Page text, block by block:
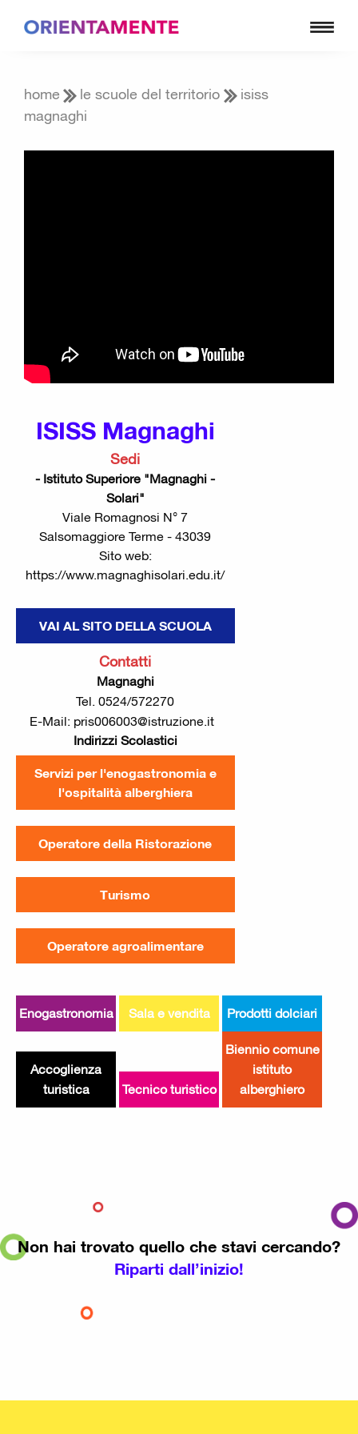
home le scuole del territorio
isiss
magnaghi
ISISS Magnaghi
Sedi
- Istituto Superiore "Magnaghi -
Solari"
Viale Romagnosi N° 7
Salsomaggiore Terme - 43039
Sito web:
https://www.magnaghisolari.edu.it/
VAI AL SITO DELLA SCUOLA
Contatti
Magnaghi
Tel. 0524/572270
E-Mail: pris006003@istruzione.it
Indirizzi Scolastici
Servizi per l'enogastronomia e
l'ospitalità alberghiera
Operatore della Ristorazione
Turismo
Operatore agroalimentare
Enogastronomia Sala e vendita Prodotti dolciari
Accoglienza
turistica
Tecnico turistico
Biennio comune
istituto
alberghiero
Non hai trovato quello che stavi cercando?
Riparti dall’inizio!